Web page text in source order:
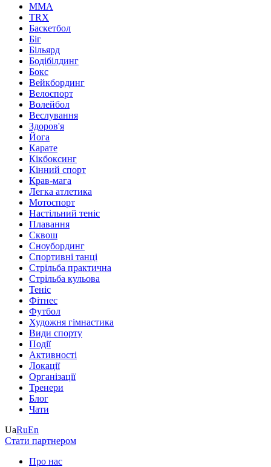
MMA
TRX
Баскетбол
Біг
Більярд
Бодібілдинг
Бокс
Вейкбординг
Велоспорт
Волейбол
Веслування
Здоров'я
Йога
Карате
Кікбоксинг
Кінний спорт
Крав-мага
Легка атлетика
Мотоспорт
Настільний теніс
Плавання
Сквош
Сноубординг
Спортивні танці
Стрільба практична
Стрільба кульова
Теніс
Фітнес
Футбол
Художня гімнастика
Види спорту
Події
Активності
Локації
Організації
Тренери
Блог
Чати
UaRuEn
Стати партнером
Про нас